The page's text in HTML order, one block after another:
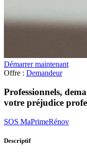
Démarrer maintenant
Offre : Demandeur
Professionnels,
votre préjudice
SOS MaPrimeRénov
Descriptif